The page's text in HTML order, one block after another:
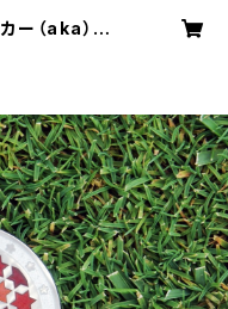
ー（aka） |